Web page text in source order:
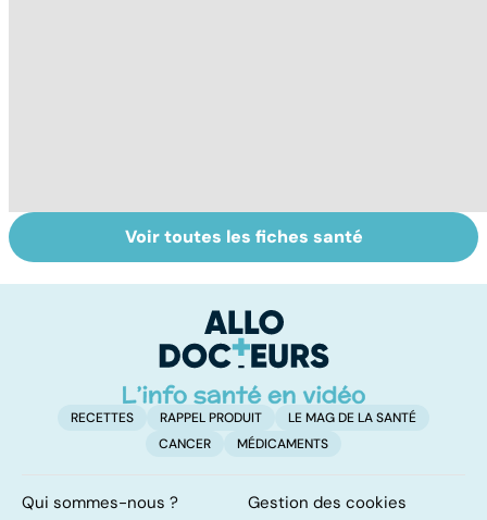
Tout savoir sur le
vitiligo
La tuberculose
pulmonaire
Voir toutes les fiches santé
RECETTES RAPPEL PRODUIT
LE MAG DE LA SANTÉ
CANCER
MÉDICAMENTS
Qui sommes-nous ?
Gestion des cookies